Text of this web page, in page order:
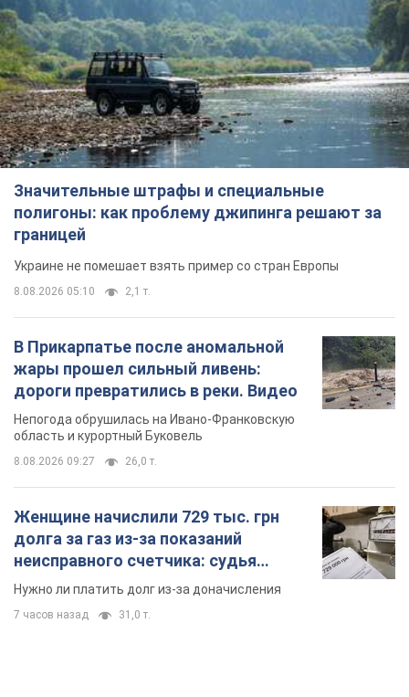
Значительные штрафы и специальные
полигоны: как проблему джипинга решают за
границей
Украине не помешает взять пример со стран Европы
8.08.2026 05:10 2,1 т.
В Прикарпатье после аномальной
жары прошел сильный ливень:
дороги превратились в реки. Видео
Непогода обрушилась на Ивано-Франковскую
область и курортный Буковель
8.08.2026 09:27 26,0 т.
Женщине начислили 729 тыс. грн
долга за газ из-за показаний
неисправного счетчика: судья
вынес неожиданное решение
Нужно ли платить долг из-за доначисления
7 часов назад 31,0 т.